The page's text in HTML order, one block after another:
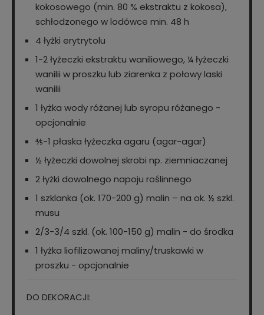
kokosowego (min. 80 % ekstraktu z kokosa),
schłodzonego w lodówce min. 48 h
4 łyżki erytrytolu
1-2 łyżeczki ekstraktu waniliowego, ¼ łyżeczki
wanilii w proszku lub ziarenka z połowy laski
wanilii
1 łyżka wody różanej lub syropu różanego -
opcjonalnie
⅘-1 płaska łyżeczka agaru (agar-agar)
½ łyżeczki dowolnej skrobi np. ziemniaczanej
2 łyżki dowolnego napoju roślinnego
1 szklanka (ok. 170-200 g) malin – na ok. ½ szkl.
musu
2/3-3/4 szkl. (ok. 100-150 g) malin - do środka
1 łyżka liofilizowanej maliny/truskawki w
proszku - opcjonalnie
DO DEKORACJI: